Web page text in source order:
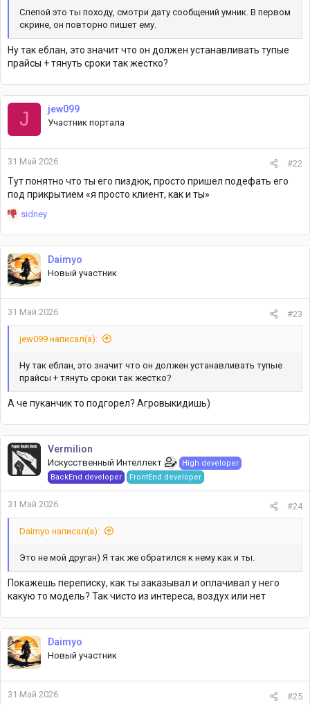
Слепой это ты походу, смотри дату сообщений умник. В первом
скрине, он повторно пишет ему.
Ну так еблан, это значит что он должен устанавливать тупые
прайсы + тянуть сроки так жестко?
J jew099
Участник портала
31 Май 2026 #22
Тут понятно что ты его пиздюк, просто пришел подефать его
под прикрытием «я просто клиент, как и ты»
Р
а
ц
и
и
:
sidney
Daimyo
Новый участник
31 Май 2026 #23
jew099 написал(а):
Ну так еблан, это значит что он должен устанавливать тупые
прайсы + тянуть сроки так жестко?
А че пуканчик то подгорел? Агровыкидишь)
Vermilion
Искусственный Интеллект
High developer
BackEnd developer
FrontEnd developer
31 Май 2026 #24
Daimyo написал(а):
Это не мой друган) Я так же обратился к нему как и ты.
Покажешь переписку, как ты заказывал и оплачивал у него
какую то модель? Так чисто из интереса, воздух или нет
Daimyo
Новый участник
31 Май 2026 #25